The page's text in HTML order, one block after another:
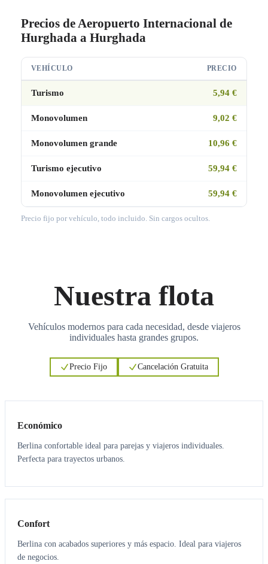
Precios de Aeropuerto Internacional de
Hurghada a Hurghada
VEHÍCULO PRECIO
Turismo 5,94 €
Monovolumen 9,02 €
Monovolumen grande 10,96 €
Turismo ejecutivo 59,94 €
Monovolumen ejecutivo 59,94 €
Precio fijo por vehículo, todo incluido. Sin cargos ocultos.
Nuestra flota
Vehículos modernos para cada necesidad, desde viajeros
individuales hasta grandes grupos.
Precio Fijo Cancelación Gratuita
Económico
Berlina confortable ideal para parejas y viajeros individuales.
Perfecta para trayectos urbanos.
3 3
Confort
Berlina con acabados superiores y más espacio. Ideal para viajeros
de negocios.